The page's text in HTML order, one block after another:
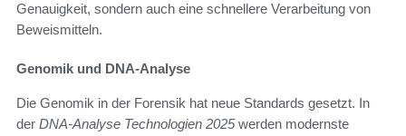
Genauigkeit, sondern auch eine schnellere Verarbeitung von
Beweismitteln.
Genomik und DNA-Analyse
Die Genomik in der Forensik hat neue Standards gesetzt. In
der DNA-Analyse Technologien 2025werden modernste